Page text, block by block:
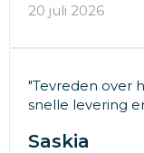
20 juli 2026
"Tevreden over
snelle levering
Saskia